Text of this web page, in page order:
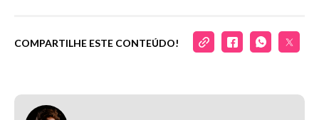
COMPARTILHE ESTE CONTEÚDO!